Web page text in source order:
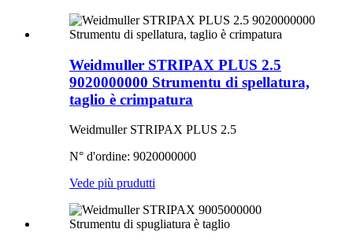
Weidmuller STRIPAX PLUS 2.5
9020000000 Strumentu di spellatura,
taglio è crimpatura
Weidmuller STRIPAX PLUS 2.5
N° d'ordine: 9020000000
Vede più prudutti